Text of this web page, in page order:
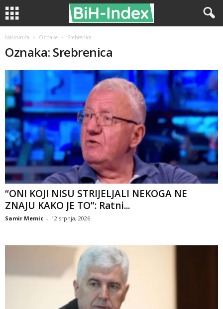
Naslovnica Oznake Srebrenica
Oznaka: Srebrenica
“ONI KOJI NISU STRIJELJALI NEKOGA NE
ZNAJU KAKO JE TO”: Ratni...
Samir Memic - 12 srpnja, 2026